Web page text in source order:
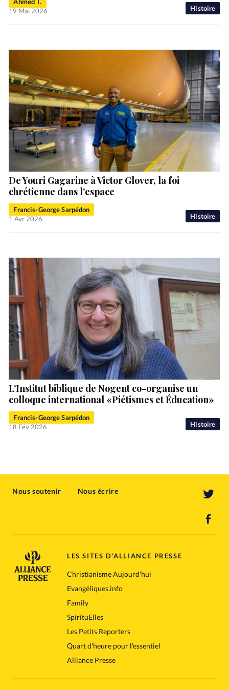
Histoire
Ahmed T.
19 Mai 2026
Histoire
De Youri Gagarine à Victor Glover, la foi
chrétienne dans l’espace
Francis-George Sarpédon
1 Avr 2026
Histoire
L’Institut biblique de Nogent co-organise un
colloque international «Piétismes et Éducation»
Francis-George Sarpédon
18 Fév 2026
Nous soutenir Nous écrire
LES SITES D'ALLIANCE PRESSE
Christianisme Aujourd'hui
Evangéliques.info
Family
SpirituElles
Les Petits Reporters
Quart d'heure pour l'essentiel
Alliance Presse